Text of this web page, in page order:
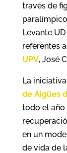
través de
Levante
referentes
UPV, José
La
de Aigües
todo el año
en un
de vida de